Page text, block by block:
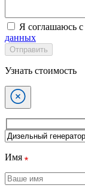
Я соглашаюсь с
данных
Отправить
Узнать стоимость
Имя